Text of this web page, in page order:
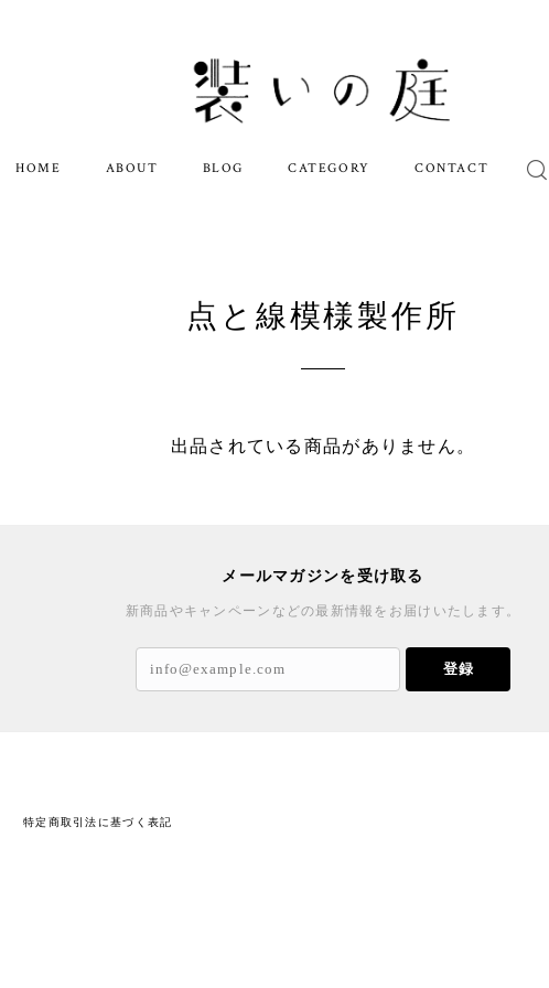
HOME ABOUT BLOG CATEGORY CONTACT
点と線模様製作所
出品されている商品がありません。
メールマガジンを受け取る
新商品やキャンペーンなどの最新情報をお届けいたします。
登録
特定商取引法に基づく表記